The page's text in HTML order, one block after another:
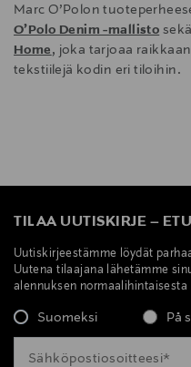
Marc O’Polon
O’Polo Denim -mallisto
Home, joka tarjoaa
tekstiilejä kodin eri tiloihin.
TILAA UUTISKIRJE –
Uutiskirjeestämme löydät
Uutena tilaajana lähetämme
alennuksen
Suomeksi På